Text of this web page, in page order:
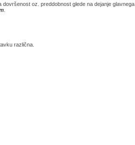
dovršenost oz. preddobnost glede na dejanje glavnega
različna.